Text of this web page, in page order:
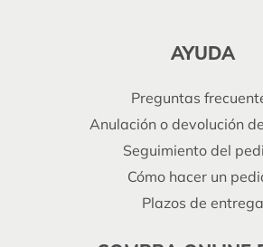
AYUDA
Preguntas
Anulación o devolución
Seguimiento del
Cómo hacer un
Plazos de entrega